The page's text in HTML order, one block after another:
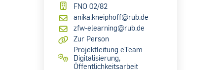
FNO 02/82
anika.kneiphoff@rub.de
zfw-elearning@rub.de
Zur Person
Projektleitung eTeam
Digitalisierung,
Öffentlichkeitsarbeit